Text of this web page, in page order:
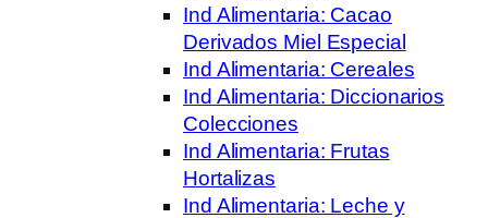
Ind Alimentaria: Cacao
Derivados Miel Especial
Ind Alimentaria: Cereales
Ind Alimentaria: Diccionarios
Colecciones
Ind Alimentaria: Frutas
Hortalizas
Ind Alimentaria: Leche y